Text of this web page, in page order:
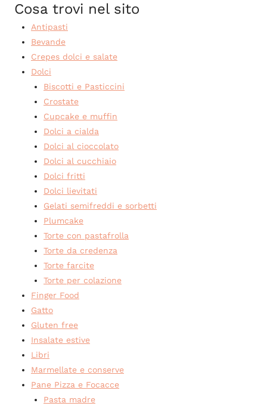
Cosa trovi nel sito
Antipasti
Bevande
Crepes dolci e salate
Dolci
Biscotti e Pasticcini
Crostate
Cupcake e muffin
Dolci a cialda
Dolci al cioccolato
Dolci al cucchiaio
Dolci fritti
Dolci lievitati
Gelati semifreddi e sorbetti
Plumcake
Torte con pastafrolla
Torte da credenza
Torte farcite
Torte per colazione
Finger Food
Gatto
Gluten free
Insalate estive
Libri
Marmellate e conserve
Pane Pizza e Focacce
Pasta madre